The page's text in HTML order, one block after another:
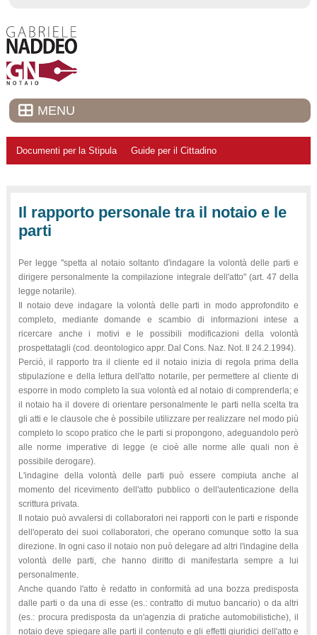
MENU
Documenti per la Stipula Guide per il Cittadino
Il rapporto personale tra il notaio e le
parti
Per legge "spetta al notaio soltanto d'indagare la volontà delle parti e
dirigere personalmente la compilazione integrale dell'atto" (art. 47 della
legge notarile).
Il notaio deve indagare la volontà delle parti in modo approfondito e
completo, mediante domande e scambio di informazioni intese a
ricercare anche i motivi e le possibili modificazioni della volontà
prospettatagli (cod. deontologico appr. Dal Cons. Naz. Not. Il 24.2.1994).
Perciò, il rapporto tra il cliente ed il notaio inizia di regola prima della
stipulazione e della lettura dell'atto notarile, per permettere al cliente di
esporre in modo completo la sua volontà ed al notaio di comprenderla; e
il notaio ha il dovere di orientare personalmente le parti nella scelta tra
gli atti e le clausole che è possibile utilizzare per realizzare nel modo più
completo lo scopo pratico che le parti si propongono, adeguandolo però
alle norme imperative di legge (e cioè alle norme alle quali non è
possibile derogare).
L'indagine della volontà delle parti può essere compiuta anche al
momento del ricevimento dell'atto pubblico o dell'autenticazione della
scrittura privata.
Il notaio può avvalersi di collaboratori nei rapporti con le parti e risponde
dell'operato dei suoi collaboratori, che operano comunque sotto la sua
direzione. In ogni caso il notaio non può delegare ad altri l'indagine della
volontà delle parti, che hanno diritto di manifestarla sempre a lui
personalmente.
Anche quando l'atto è redatto in conformità ad una bozza predisposta
dalle parti o da una di esse (es.: contratto di mutuo bancario) o da altri
(es.: procura predisposta da un'agenzia di pratiche automobilistiche), il
notaio deve spiegare alle parti il contenuto e gli effetti giuridici dell'atto e